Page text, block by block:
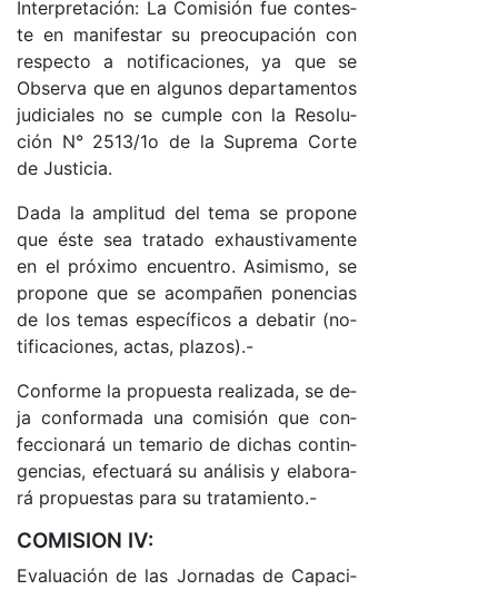
In­ter­pre­ta­ció­n: La Co­mi­sión fue con­tes­
te en ma­ni­fes­tar su preo­cu­pa­ción con
res­pec­to a no­ti­fi­ca­cio­nes, ya que se
Ob­ser­va que en al­gu­nos de­par­ta­men­tos
ju­di­cia­les no se cum­ple con la Re­so­lu­
ción N° 2513/1o de la Su­pre­ma Cor­te
de Jus­ti­cia.
Da­da la am­pli­tud del te­ma se pro­po­ne
que és­te sea tra­ta­do exhaus­ti­va­men­te
en el pr­óxi­mo en­cuen­tro. Asi­mis­mo, se
pro­po­ne que se acom­pa­ñen po­nen­cias
de los te­mas es­pe­cí­fi­cos a de­ba­tir (no­
ti­fi­ca­cio­nes, ac­ta­s, pla­zo­s).-
Con­for­me la pro­pues­ta rea­li­za­da, se de­
ja con­for­ma­da una co­mi­sión que con­
fec­cio­na­rá un te­ma­rio de di­chas con­tin­
gen­cia­s, efec­tua­rá su aná­li­sis y ela­bo­ra­
rá pro­pues­tas pa­ra su tra­ta­mien­to­.-
COMISION IV:
Eva­lua­ción de las Jor­na­das de Ca­pa­ci­